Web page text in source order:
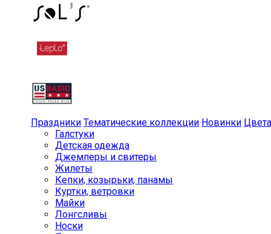
Праздники Тематические коллекции Новинки Цвета
Галстуки
Детская одежда
Джемперы и свитеры
Жилеты
Кепки, козырьки, панамы
Куртки, ветровки
Майки
Лонгсливы
Носки